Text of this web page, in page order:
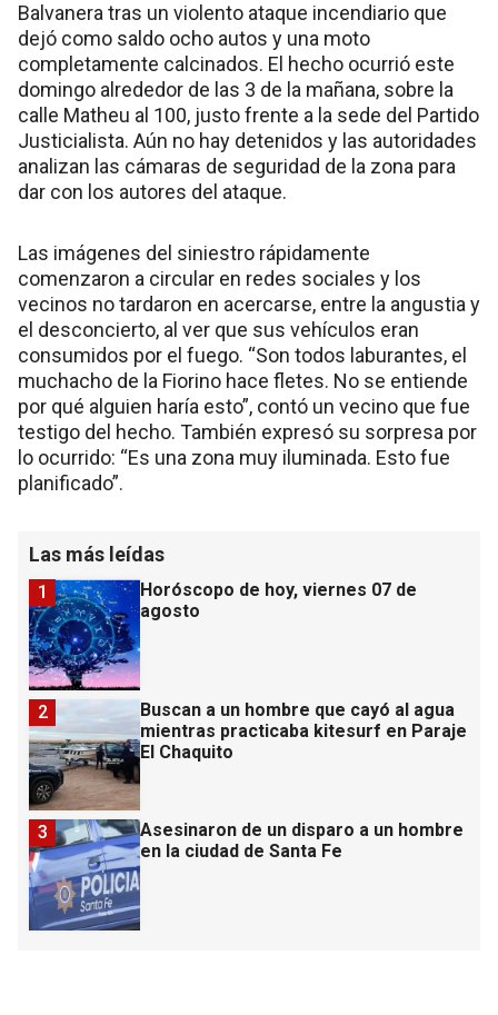
Balvanera tras un violento ataque incendiario que
dejó como saldo ocho autos y una moto
completamente calcinados. El hecho ocurrió este
domingo alrededor de las 3 de la mañana, sobre la
calle Matheu al 100, justo frente a la sede del Partido
Justicialista. Aún no hay detenidos y las autoridades
analizan las cámaras de seguridad de la zona para
dar con los autores del ataque.
Las imágenes del siniestro rápidamente
comenzaron a circular en redes sociales y los
vecinos no tardaron en acercarse, entre la angustia y
el desconcierto, al ver que sus vehículos eran
consumidos por el fuego. “Son todos laburantes, el
muchacho de la Fiorino hace fletes. No se entiende
por qué alguien haría esto”, contó un vecino que fue
testigo del hecho. También expresó su sorpresa por
lo ocurrido: “Es una zona muy iluminada. Esto fue
planificado”.
Las más leídas
Horóscopo de hoy, viernes 07 de
agosto
1
Buscan a un hombre que cayó al agua
mientras practicaba kitesurf en Paraje
El Chaquito
2
Asesinaron de un disparo a un hombre
en la ciudad de Santa Fe
3